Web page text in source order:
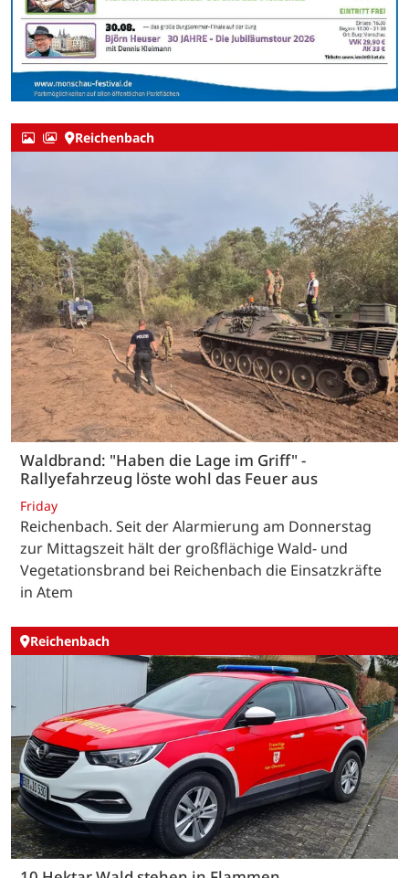
Reichenbach
Waldbrand: "Haben die Lage im Griff" -
Rallyefahrzeug löste wohl das Feuer aus
Friday
Reichenbach. Seit der Alarmierung am Donnerstag
zur Mittagszeit hält der großflächige Wald- und
Vegetationsbrand bei Reichenbach die Einsatzkräfte
in Atem
Reichenbach